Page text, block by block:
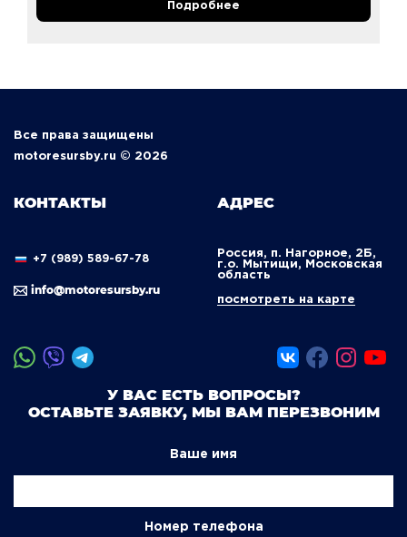
Подробнее
Все права защищены
motoresursby.ru © 2026
КОНТАКТЫ
+7 (989) 589-67-78
info@motoresursby.ru
АДРЕС
Россия, п. Нагорное, 2Б,
г.о. Мытищи, Московская
область
посмотреть на карте
У ВАС ЕСТЬ ВОПРОСЫ?
ОСТАВЬТЕ ЗАЯВКУ, МЫ ВАМ ПЕРЕЗВОНИМ
Ваше имя
Номер телефона